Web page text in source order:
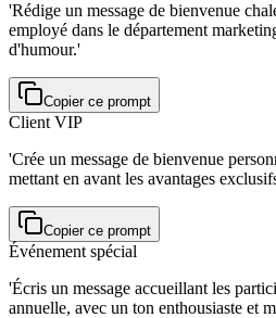
'Rédige un message de bienvenue
employé dans le département
d'humour.'
Copier ce prompt
Client VIP
'Crée un message de bienvenue
mettant en avant les avantages
Copier ce prompt
Événement spécial
'Écris un message accueillant les
annuelle, avec un ton enthousiaste et